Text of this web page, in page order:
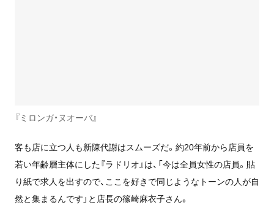
『ミロンガ・ヌオーバ』
客も店に立つ人も新陳代謝はスムーズだ。約20年前から店員を
若い年齢層主体にした『ラドリオ』は、「今は全員女性の店員。貼
り紙で求人を出すので、ここを好きで同じようなトーンの人が自
然と集まるんです」と店長の篠崎麻衣子さん。